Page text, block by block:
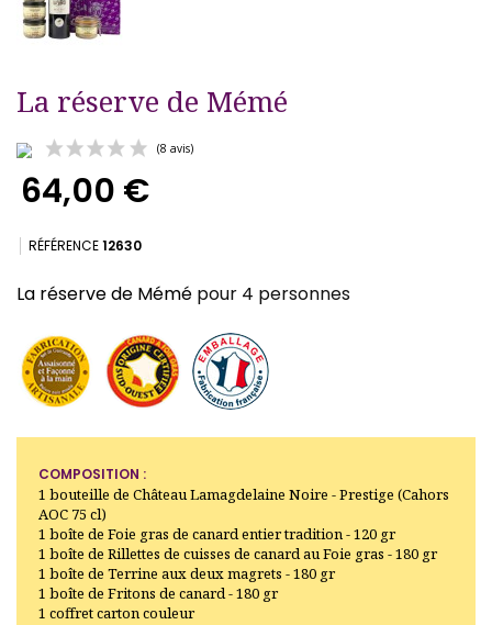
La réserve de Mémé
64,00 €
RÉFÉRENCE12630
La réserve de Mémé pour 4 personnes
COMPOSITION :
1 bouteille de Château Lamagdelaine Noire - Prestige (Cahors
AOC 75 cl)
1 boîte de Foie gras de canard entier tradition - 120 gr
1 boîte de Rillettes de cuisses de canard au Foie gras - 180 gr
1 boîte de Terrine aux deux magrets - 180 gr
1 boîte de Fritons de canard - 180 gr
1 coffret carton couleur